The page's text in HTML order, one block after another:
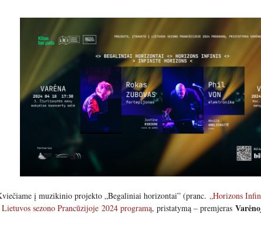
į muzikinio projekto „Begaliniai horizontai” (pranc. „Horizons
Lietuvos sezono Prancūzijoje 2024 programą, pristatymą – premjeras